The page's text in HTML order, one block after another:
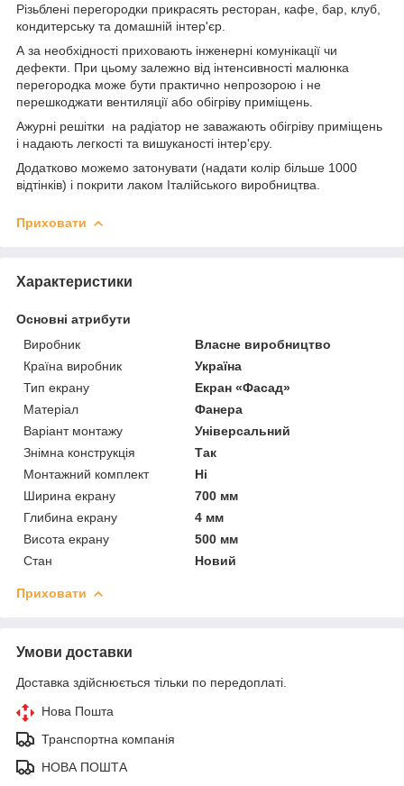
Різьблені перегородки прикрасять ресторан, кафе, бар, клуб,
кондитерську та домашній інтер'єр.
А за необхідності приховають інженерні комунікації чи
дефекти. При цьому залежно від інтенсивності малюнка
перегородка може бути практично непрозорою і не
перешкоджати вентиляції або обігріву приміщень.
Ажурні решітки на радіатор не заважають обігріву приміщень
і надають легкості та вишуканості інтер'єру.
Додатково можемо затонувати (надати колір більше 1000
відтінків) і покрити лаком Італійського виробництва.
Приховати
Характеристики
Основні атрибути
Виробник
Власне виробництво
Країна виробник
Україна
Тип екрану
Екран «Фасад»
Матеріал
Фанера
Варіант монтажу
Універсальний
Знімна конструкція
Так
Монтажний комплект
Ні
Ширина екрану
700 мм
Глибина екрану
4 мм
Висота екрану
500 мм
Стан
Новий
Приховати
Умови доставки
Доставка здійснюється тільки по передоплаті.
Нова Пошта
Транспортна компанія
НОВА ПОШТА